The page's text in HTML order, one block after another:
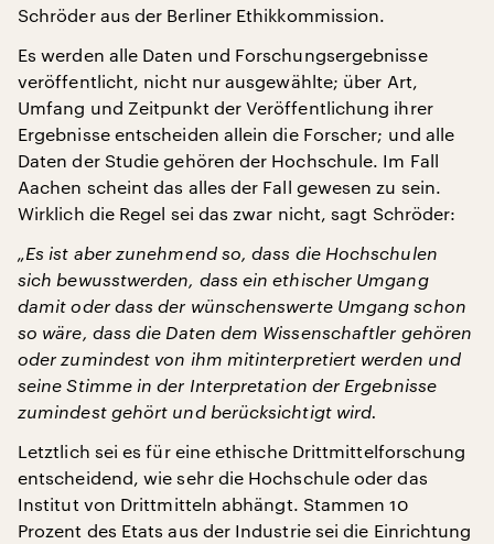
Schröder aus der Berliner Ethikkommission.
Es werden alle Daten und Forschungsergebnisse
veröffentlicht, nicht nur ausgewählte; über Art,
Umfang und Zeitpunkt der Veröffentlichung ihrer
Ergebnisse entscheiden allein die Forscher; und alle
Daten der Studie gehören der Hochschule. Im Fall
Aachen scheint das alles der Fall gewesen zu sein.
Wirklich die Regel sei das zwar nicht, sagt Schröder:
„Es ist aber zunehmend so, dass die Hochschulen
sich bewusstwerden, dass ein ethischer Umgang
damit oder dass der wünschenswerte Umgang schon
so wäre, dass die Daten dem Wissenschaftler gehören
oder zumindest von ihm mitinterpretiert werden und
seine Stimme in der Interpretation der Ergebnisse
zumindest gehört und berücksichtigt wird.
Letztlich sei es für eine ethische Drittmittelforschung
entscheidend, wie sehr die Hochschule oder das
Institut von Drittmitteln abhängt. Stammen 10
Prozent des Etats aus der Industrie sei die Einrichtung